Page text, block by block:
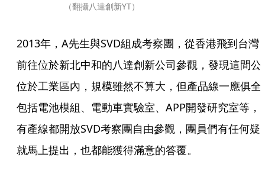
（翻攝八達創新YT）
2013年，A先生與SVD組成考察團，從香港飛到台灣
前往位於新北中和的八達創新公司參觀，發現這間公
位於工業區內，規模雖然不算大，但產品線一應俱全
包括電池模組、電動車實驗室、APP開發研究室等，
有產線都開放SVD考察團自由參觀，團員們有任何疑
就馬上提出，也都能獲得滿意的答覆。